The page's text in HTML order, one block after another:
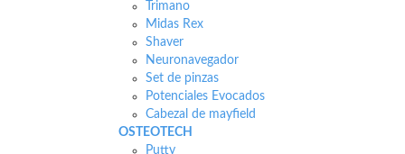
Trimano
Midas Rex
Shaver
Neuronavegador
Set de pinzas
Potenciales Evocados
Cabezal de mayfield
OSTEOTECH
Putty